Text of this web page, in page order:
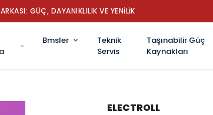
GÜÇ, DAYANIKLILIK VE YENİLİK
Bmsler
Teknik
Servis
Taşınabilir Güç
Kaynakları
ELECTROLL